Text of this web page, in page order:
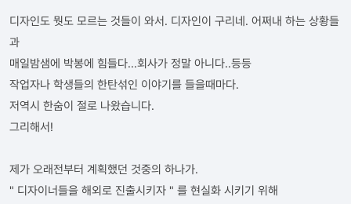
디자인도 뭣도 모르는 것들이 와서. 디자인이 구리네. 어쩌내 하는 상황들
과
매일밤샘에 박봉에 힘들다...회사가 정말 아니다..등등
작업자나 학생들의 한탄섞인 이야기를 들을때마다.
저역시 한숨이 절로 나왔습니다.
그리해서!
제가 오래전부터 계획했던 것중의 하나가.
" 디자이너들을 해외로 진출시키자 " 를 현실화 시키기 위해